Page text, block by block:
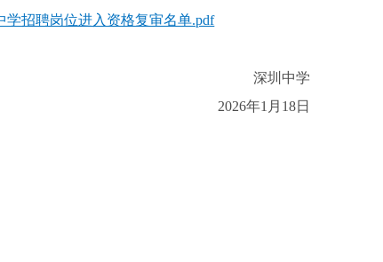
学招聘岗位进入资格复审名单.pdf
深圳中学
2026年1月18日